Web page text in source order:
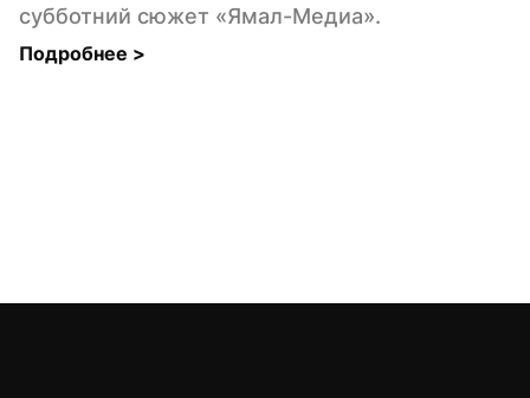
субботний сюжет «Ямал-Медиа».
Подробнее >